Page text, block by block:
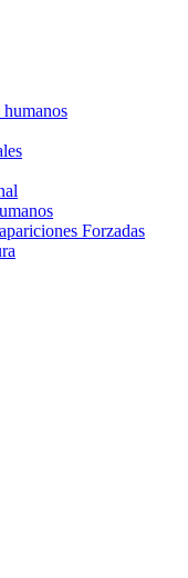
Forzadas